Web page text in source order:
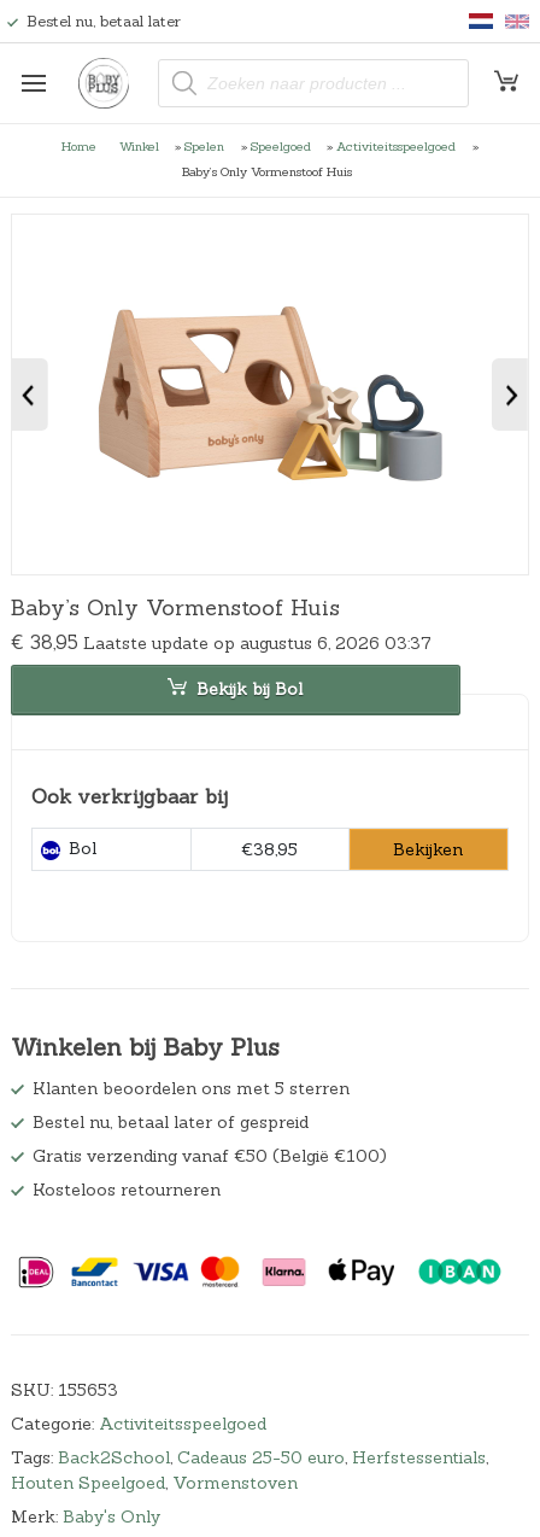
Bestel nu, betaal later
P
o
c
Home Winkel » Spelen » Speelgoed » Activiteitsspeelgoed
»
Baby’s Only Vormenstoof Huis
Baby’s Only Vormenstoof Huis
€ 38,95 Laatste update op augustus 6, 2026 03:37
Bekijk bij Bol
Ook verkrijgbaar bij
Bol €38,95 Bekijken
Winkelen bij Baby Plus
Klanten beoordelen ons met 5 sterren
Bestel nu, betaal later of gespreid
Gratis verzending vanaf €50 (België €100)
Kosteloos retourneren
SKU: 155653
Categorie: Activiteitsspeelgoed
Tags: Back2School, Cadeaus 25-50 euro, Herfstessentials,
Houten Speelgoed, Vormenstoven
Merk: Baby's Only